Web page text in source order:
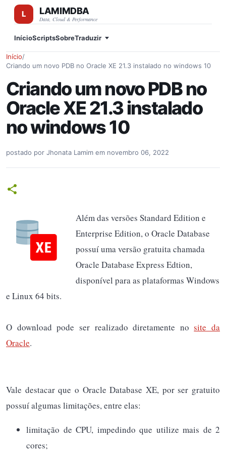
Pular para o conteúdo principal
LAMIMDBA
Data, Cloud & Performance
InícioScriptsSobreTraduzir
Início/
Criando um novo PDB no Oracle XE 21.3 instalado no windows 10
Criando um novo PDB no
Oracle XE 21.3 instalado
no windows 10
postado por Jhonata Lamim em novembro 06, 2022
Além das versões Standard Edition e
Enterprise Edition, o Oracle Database
possuí uma versão gratuita chamada
Oracle Database Express Edtion,
disponível para as plataformas Windows
e Linux 64 bits.
O download pode ser realizado diretamente nosite da
Oracle.
Vale destacar que o Oracle Database XE, por ser gratuito
possuí algumas limitações, entre elas:
limitação de CPU, impedindo que utilize mais de 2
cores;